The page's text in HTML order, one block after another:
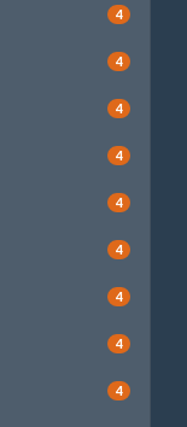
4
4
4
4
4
4
4
4
4